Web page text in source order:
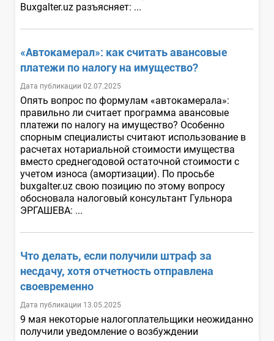
Buxgalter.uz разъясняет: ...
«Автокамерал»: как считать авансовые
платежи по налогу на имущество?
Дата публикации 02.07.2025
Опять вопрос по формулам «автокамерала»:
правильно ли считает программа авансовые
платежи по налогу на имущество? Особенно
спорным специалисты считают использование в
расчетах нотариальной стоимости имущества
вместо среднегодовой остаточной стоимости с
учетом износа (амортизации). По просьбе
buxgalter.uz свою позицию по этому вопросу
обосновала налоговый консультант Гульнора
ЭРГАШЕВА: ...
Что делать, если получили штраф за
несдачу, хотя отчетность отправлена
своевременно
Дата публикации 13.05.2025
9 мая некоторые налогоплательщики неожиданно
получили уведомление о возбуждении